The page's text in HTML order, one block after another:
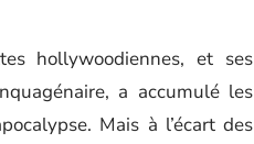
hollywoodiennes, et ses
a accumulé les
Mais à l’écart des